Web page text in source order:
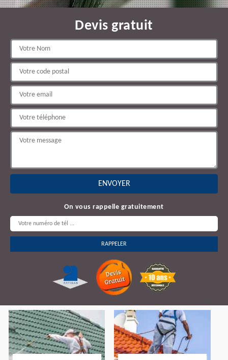
Devis gratuit
On vous rappelle gratuitement